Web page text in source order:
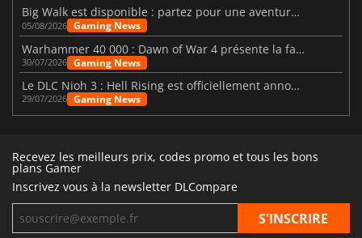
Big Walk est disponible : partez pour une aventure entre amis
05/08/2026 Gaming News
Warhammer 40 000 : Dawn of War 4 présente la faction des Nécrons
30/07/2026 Gaming News
Le DLC Nioh 3 : Hell Rising est officiellement annoncé
29/07/2026 Gaming News
Recevez les meilleurs prix, codes promo et tous les bons
plans Gamer
Inscrivez vous à la newsletter DLCompare